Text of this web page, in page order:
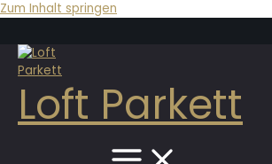
Zum Inhalt springen
Loft Parkett